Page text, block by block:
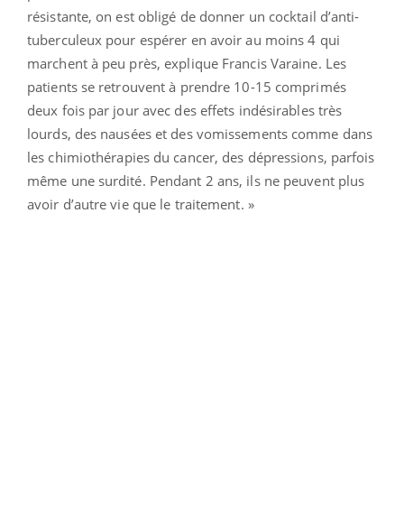
résistante, on est obligé de donner un cocktail d’anti-
tuberculeux pour espérer en avoir au moins 4 qui
marchent à peu près, explique Francis Varaine. Les
patients se retrouvent à prendre 10-15 comprimés
deux fois par jour avec des effets indésirables très
lourds, des nausées et des vomissements comme dans
les chimiothérapies du cancer, des dépressions, parfois
même une surdité. Pendant 2 ans, ils ne peuvent plus
avoir d’autre vie que le traitement. »